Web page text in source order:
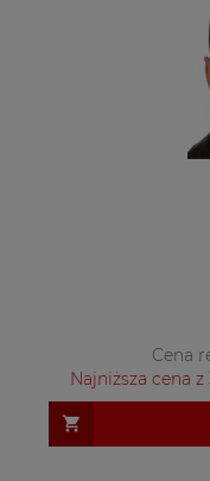
Cena
Najniższa cena